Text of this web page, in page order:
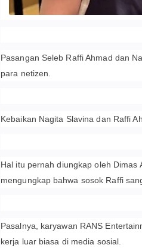
Pasangan Seleb Raffi Ahmad dan
para netizen.
Kebaikan Nagita Slavina dan Raffi
Hal itu pernah diungkap oleh Dimas
mengungkap bahwa sosok Raffi
Pasalnya, karyawan RANS
kerja luar biasa di media sosial.